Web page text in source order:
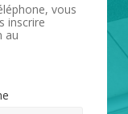
vous
inscrire
au